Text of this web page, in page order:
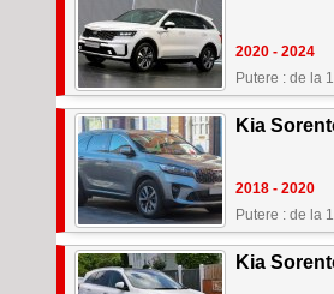
2020 - 2024
Putere : de la
Kia
2018 - 2020
Putere : de la
Kia